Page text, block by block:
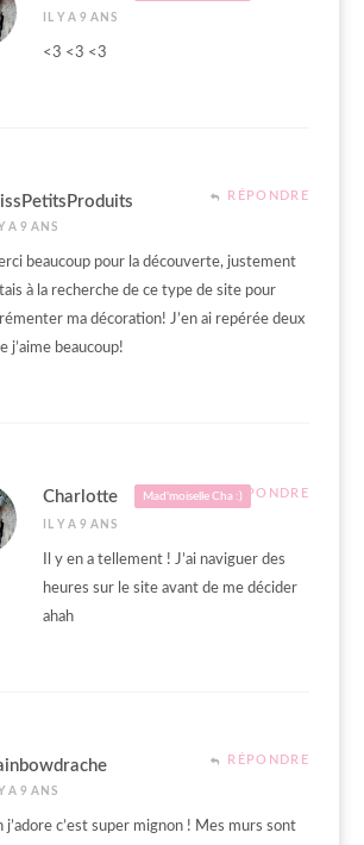
IL Y A 9 ANS
<3 <3 <3
Y A 9 ANS
RÉPONDRE
beaucoup pour la découverte, justement
à la recherche de ce type de site pour
ma décoration! J’en ai repérée deux
j’aime beaucoup!
Charlotte Mad'moiselle Cha :)
IL Y A 9 ANS
RÉPONDRE
Il y en a tellement ! J’ai naviguer des
heures sur le site avant de me décider
ahah
Y A 9 ANS
RÉPONDRE
j’adore c’est super mignon ! Mes murs sont